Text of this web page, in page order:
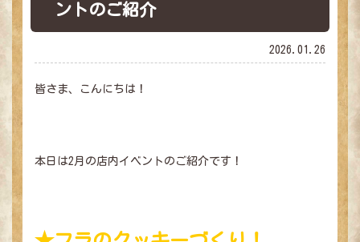
ントのご紹介
2026.01.26
皆さま、こんにちは！
本日は2月の店内イベントのご紹介です！